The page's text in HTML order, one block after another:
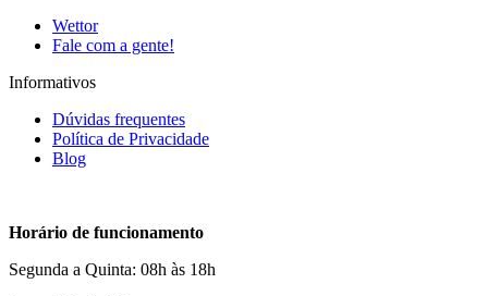
Wettor
Fale com a gente!
Informativos
Dúvidas frequentes
Política de Privacidade
Blog
Horário de funcionamento
Segunda a Quinta: 08h às 18h